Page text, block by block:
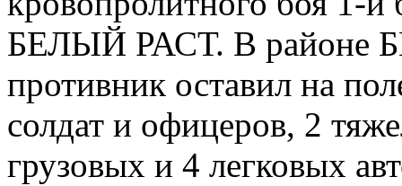
БЕЛЫЙ РАСТ. В
противник оставил на
солдат и офицеров, 2
грузовых и 4 легковых